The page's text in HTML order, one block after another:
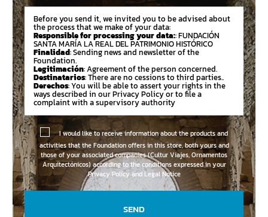
Before you send it, we invited you to be advised about
the process that we make of your data:
Responsible for processing your data:: FUNDACIÓN
SANTA MARÍA LA REAL DEL PATRIMONIO HISTÓRICO
Finalidad: Sending news and newsletter of the
Foundation.
Legitimación: Agreement of the person concerned.
Destinatarios: There are no cessions to third parties..
Derechos: You will be able to assert your rights in the
ways described in our Privacy Policy or to file a
complaint with a supervisory authority
I would like to receive information about the products and
activities that the Foundation offers in this store, both yours and
those of your associated companies (Cultur Viajes, Ornamentos
Arquitectónicos) according to the conditions expressed in your
Privacy Policy and Legal Notice
SEND